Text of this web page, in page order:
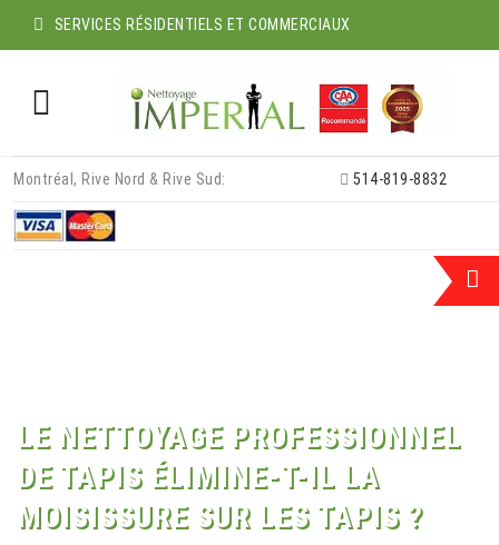
SERVICES RÉSIDENTIELS ET COMMERCIAUX
content
Montréal, Rive Nord & Rive Sud: 514-819-8832
LE NETTOYAGE PROFESSIONNEL
DE TAPIS ÉLIMINE-T-IL LA
MOISISSURE SUR LES TAPIS ?